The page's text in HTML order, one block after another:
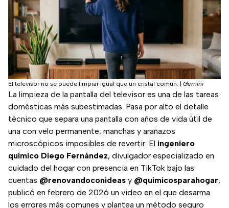
El televisor no se puede limpiar igual que un cristal común. Gemini
La limpieza de la pantalla del televisor es una de las tareas
domésticas más subestimadas. Pasa por alto el detalle
técnico que separa una pantalla con años de vida útil de
una con velo permanente, manchas y arañazos
microscópicos imposibles de revertir. El ingeniero
químico Diego Fernández, divulgador especializado en
cuidado del hogar con presencia en TikTok bajo las
cuentas @renovandoconideas y @quimicosparahogar,
publicó en febrero de 2026 un video en el que desarma
los errores más comunes y plantea un método seguro